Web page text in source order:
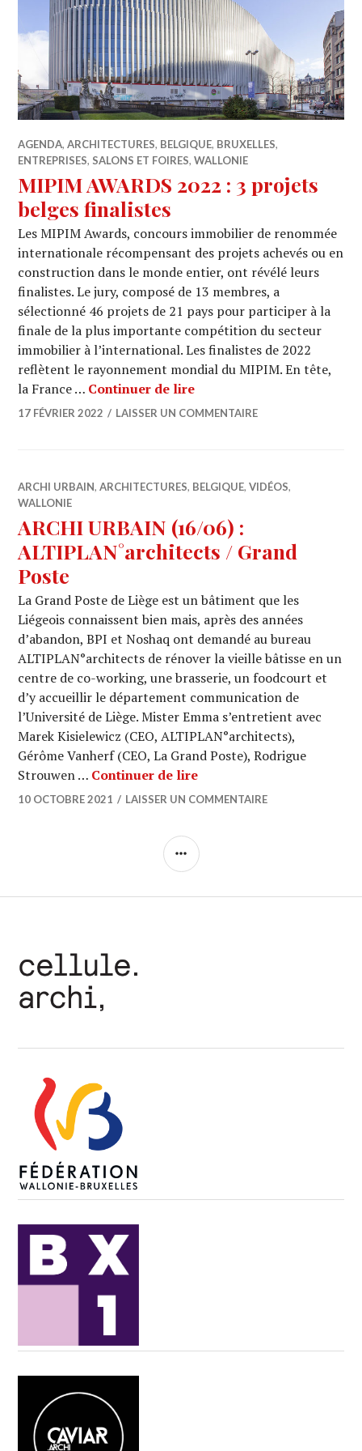
AGENDA,ARCHITECTURES, BELGIQUE, BRUXELLES,
ENTREPRISES, SALONS ET FOIRES,WALLONIE
MIPIM AWARDS 2022 : 3 projets
belges finalistes
Les MIPIM Awards, concours immobilier de renommée
internationale récompensant des projets achevés ou en
construction dans le monde entier, ont révélé leurs
finalistes. Le jury, composé de 13 membres, a
sélectionné 46 projets de 21 pays pour participer à la
finale de la plus importante compétition du secteur
immobilier à l’international. Les finalistes de 2022
reflètent le rayonnement mondial du MIPIM. En tête,
la France … Continuer de lireMIPIM AWARDS 2022 : 3
17 FÉVRIER 2022 LAISSER UN COMMENTAIRE
ARCHI URBAIN,ARCHITECTURES, BELGIQUE,VIDÉOS,
WALLONIE
ARCHI URBAIN (16/06) :
ALTIPLAN°architects / Grand
Poste
La Grand Poste de Liège est un bâtiment que les
Liégeois connaissent bien mais, après des années
d’abandon, BPI et Noshaq ont demandé au bureau
ALTIPLAN°architects de rénover la vieille bâtisse en un
centre de co-working, une brasserie, un foodcourt et
d’y accueillir le département communication de
l’Université de Liège. Mister Emma s’entretient avec
Marek Kisielewicz (CEO, ALTIPLAN°architects),
Gérôme Vanherf (CEO, La Grand Poste), Rodrigue
Strouwen … Continuer de lireARCHI URBAIN (16/06) :
10 OCTOBRE 2021 LAISSER UN COMMENTAIRE
COLONNE